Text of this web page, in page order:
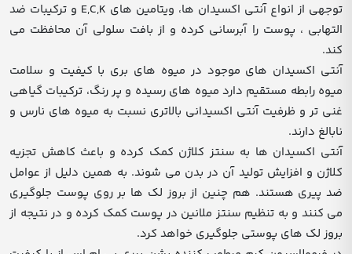
توجهی از انواع آنتی اکسیدان ها، ویتامین های E,C,K و ترکیبات ضد
التهابی ، پوست را آبرسانی کرده و از بافت سلولی آن محافظت می
کند.
آنتی اکسیدان های موجود در میوه های بری با کیفیت و سلامت
میوه رابطه مستقیم دارد میوه های رسیده و پر رنگ، ترکیبات گیاهی
غنی تر و ظرفیت آنتی اکسیدانی بالاتری نسبت به میوه های نارس و
نابالغ دارند.
آنتی اکسیدان ها به سنتز کلاژن کمک کرده و باعث کاهش تجزیه
کلاژن و افزایش تولید آن در بدن می شوند. به همین دلیل از عوامل
ضد پیری هستند. هم چنین از بروز لک ها بر روی پوست جلوگیری
می کنند و به تنظیم سنتز ملانین در پوست کمک کرده و در نتیجه از
بروز لک های پوستی جلوگیری خواهد کرد.